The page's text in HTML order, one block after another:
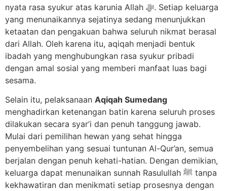
nyata rasa syukur atas karunia Allah ﷻ. Setiap keluarga
yang menunaikannya sejatinya sedang menunjukkan
ketaatan dan pengakuan bahwa seluruh nikmat berasal
dari Allah. Oleh karena itu, aqiqah menjadi bentuk
ibadah yang menghubungkan rasa syukur pribadi
dengan amal sosial yang memberi manfaat luas bagi
sesama.
Selain itu, pelaksanaan Aqiqah Sumedang
menghadirkan ketenangan batin karena seluruh proses
dilakukan secara syar’i dan penuh tanggung jawab.
Mulai dari pemilihan hewan yang sehat hingga
penyembelihan yang sesuai tuntunan Al-Qur’an, semua
berjalan dengan penuh kehati-hatian. Dengan demikian,
keluarga dapat menunaikan sunnah Rasulullah ﷺ tanpa
kekhawatiran dan menikmati setiap prosesnya dengan